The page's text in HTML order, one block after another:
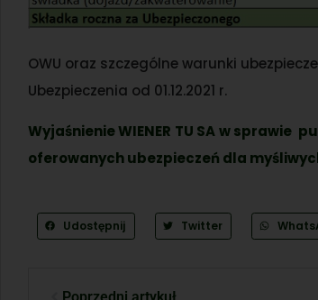
OWU oraz szczególne warunki
Ubezpieczenia od 01.12.2021 r.
Wyjaśnienie WIENER TU SA w
oferowanych ubezpieczeń dla
Udostępnij Twitter